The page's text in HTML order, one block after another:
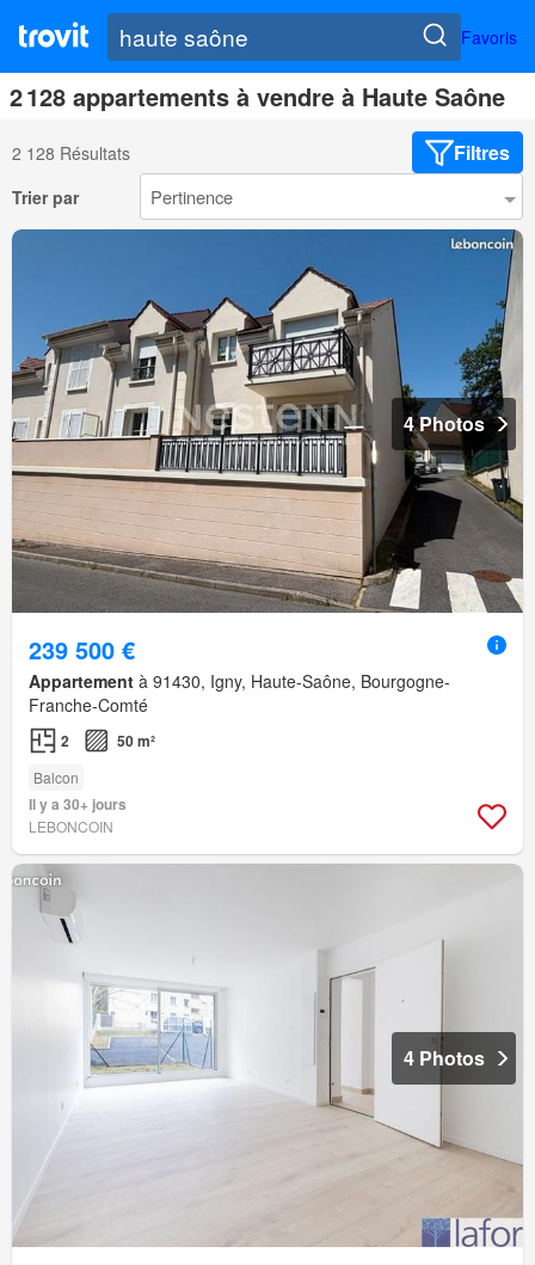
Favoris
2 128 appartements à vendre à Haute Saône
2 128 Résultats Filtres
Trier par
4 Photos
239 500 €
Appartement à 91430, Igny, Haute-Saône, Bourgogne-
Franche-Comté
2 50 m²
Balcon
Il y a 30+ jours
LEBONCOIN
4 Photos